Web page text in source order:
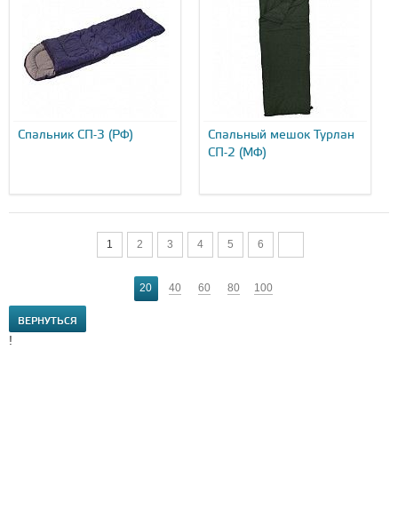
Спальник СП-3 (РФ)
Спальный мешок Турлан
СП-2 (МФ)
1 2 3 4 5 6
20 40 60 80 100
ВЕРНУТЬСЯ
!